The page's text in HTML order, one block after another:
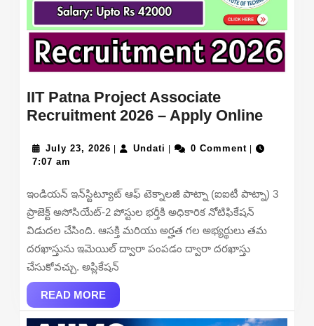
IIT Patna Project Associate
Recruitment 2026 – Apply OnlineIIT
Project
2026
July 23, 2026 July
| Undati Undati
| 0 Comment |
7:07 am
ఇండియన్ ఇన్‌స్టిట్యూట్ ఆఫ్ టెక్నాలజీ పాట్నా (ఐఐటీ పాట్నా) 3
ప్రాజెక్ట్ అసోసియేట్-2 పోస్టుల భర్తీకి అధికారిక నోటిఫికేషన్
విడుదల చేసింది. ఆసక్తి మరియు అర్హత గల అభ్యర్థులు తమ
దరఖాస్తును ఇమెయిల్ ద్వారా పంపడం ద్వారా దరఖాస్తు
చేసుకోవచ్చు. అప్లికేషన్
READ MOREREAD
MORE